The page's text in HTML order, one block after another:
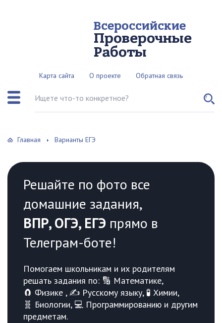
Всероссийские
Проверочные
Работы
Карта сайта О проекте Обратная связь
Поиск по сайту
Главная Варианты ЕГЭ
Решайте по фото все
домашние задания,
ВПР, ОГЭ, ЕГЭ прямо в
Телеграм-боте!
Помогаем школьникам и их родителям
решать задания по: 🔢 Математике,
🧲 Физике , ✍️ Русскому языку, 🧪 Химии,
🧬 Биологии, 💻 Программированию и другим
предметам.